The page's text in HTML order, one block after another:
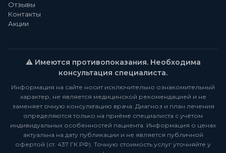
Отзывы
Контакты
Акции
⚠️ Имеются противопоказания. Необходима
консультация специалиста.
Информация на сайте носит исключительно ознакомительный
характер, не является медицинской рекомендацией и не
заменяет очную консультацию врача. Диагноз и план лечения
определяются только на приёме специалиста с учётом
индивидуальных особенностей пациента. Информация о ценах
актуальна на дату публикации и не является публичной
офертой (ст. 437 ГК РФ). Точную стоимость услуг уточняйте у